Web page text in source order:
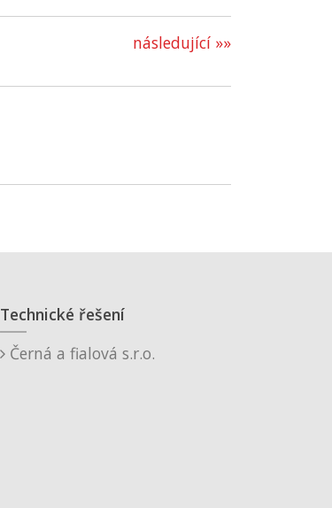
následující »»
Technické řešení
Černá a fialová s.r.o.